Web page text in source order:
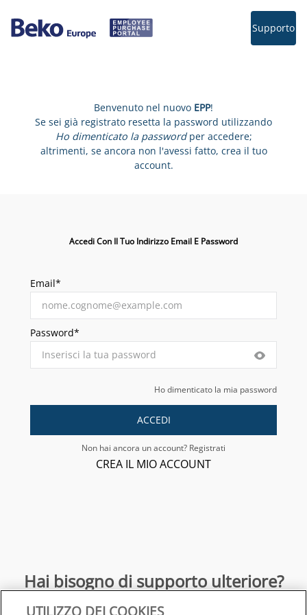
Supporto
Benvenuto nel nuovo EPP!
Se sei già registrato resetta la password utilizzando
Ho dimenticato la passwordper accedere;
altrimenti, se ancora non l'avessi fatto, crea il tuo
account.
Accedi Con Il Tuo Indirizzo Email E Password
Email*
Password*
Ho dimenticato la mia password
ACCEDI
Non hai ancora un account? Registrati
CREA IL MIO ACCOUNT
Hai bisogno di supporto ulteriore?
UTILIZZO DEI COOKIES